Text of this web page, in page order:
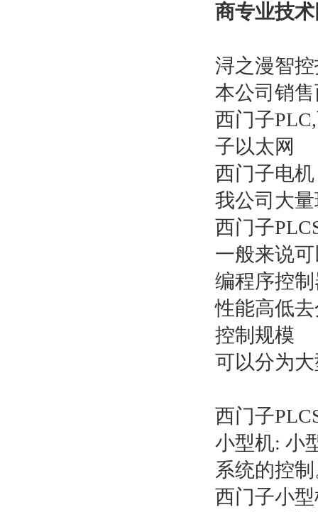
商专业技
浔之漫智
本公司销
西门子
子以太网
西门子电
我公司大
西门子
一般来说
编程序控
性能高低
控制规模
可以分为
西门子
小型机: 小
系统的控
西门子小型